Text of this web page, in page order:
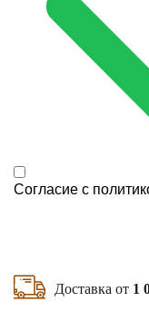
Согласие с
Доставка от 1